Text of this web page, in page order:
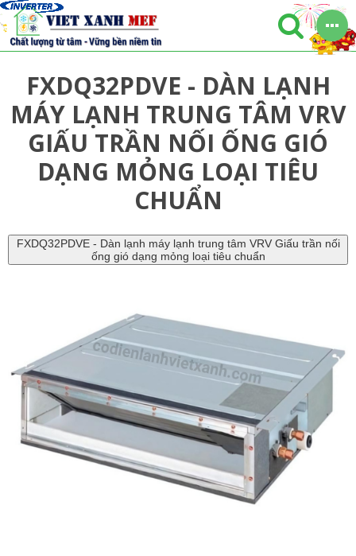
FXDQ32PDVE - DÀN LẠNH
MÁY LẠNH TRUNG TÂM VRV
GIẤU TRẦN NỐI ỐNG GIÓ
DẠNG MỎNG LOẠI TIÊU
CHUẨN
FXDQ32PDVE - Dàn lạnh máy lạnh trung tâm VRV Giấu trần nối
ống gió dạng mỏng loại tiêu chuẩn